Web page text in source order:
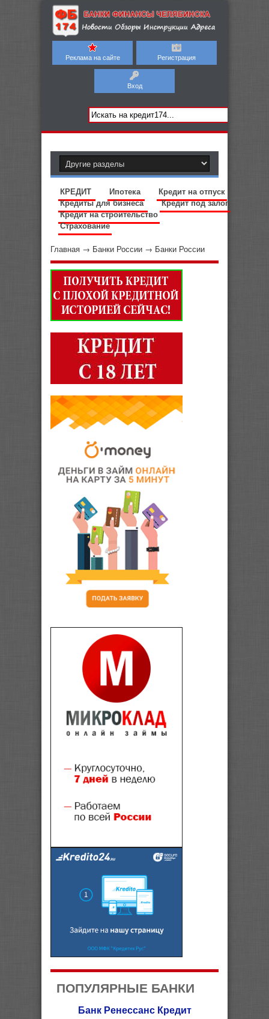
Реклама на сайте Регистрация
Вход
КРЕДИТ Ипотека
Кредит на отпуск
Кредиты для бизнеса
Кредит под залог
Кредит на строительство
Страхование
Главная → Банки России → Банки России
ПОПУЛЯРНЫЕ БАНКИ
Банк Ренессанс Кредит